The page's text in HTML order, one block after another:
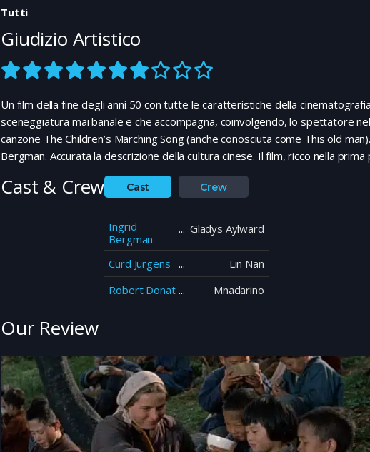
Tutti
Giudizio Artistico
Un film della fine degli anni 50 con tutte le caratteristiche della
sceneggiatura mai banale e che accompagna, coinvolgendo, lo spettatore
canzone The Children’s Marching Song (anche conosciuta come This old
Bergman. Accurata la descrizione della cultura cinese. Il film, ricco nella
Cast & Crew Cast Crew
Ingrid
Bergman
Gladys Aylward
Curd Jürgens
Lin Nan
Robert Donat
Mnadarino
Our Review